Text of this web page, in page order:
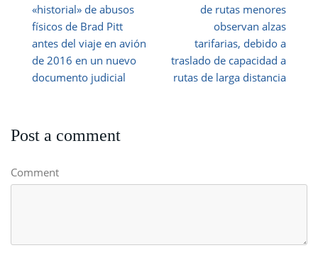
«historial» de abusos
físicos de Brad Pitt
antes del viaje en avión
de 2016 en un nuevo
documento judicial
de rutas menores
observan alzas
tarifarias, debido a
traslado de capacidad a
rutas de larga distancia
Post a comment
Comment